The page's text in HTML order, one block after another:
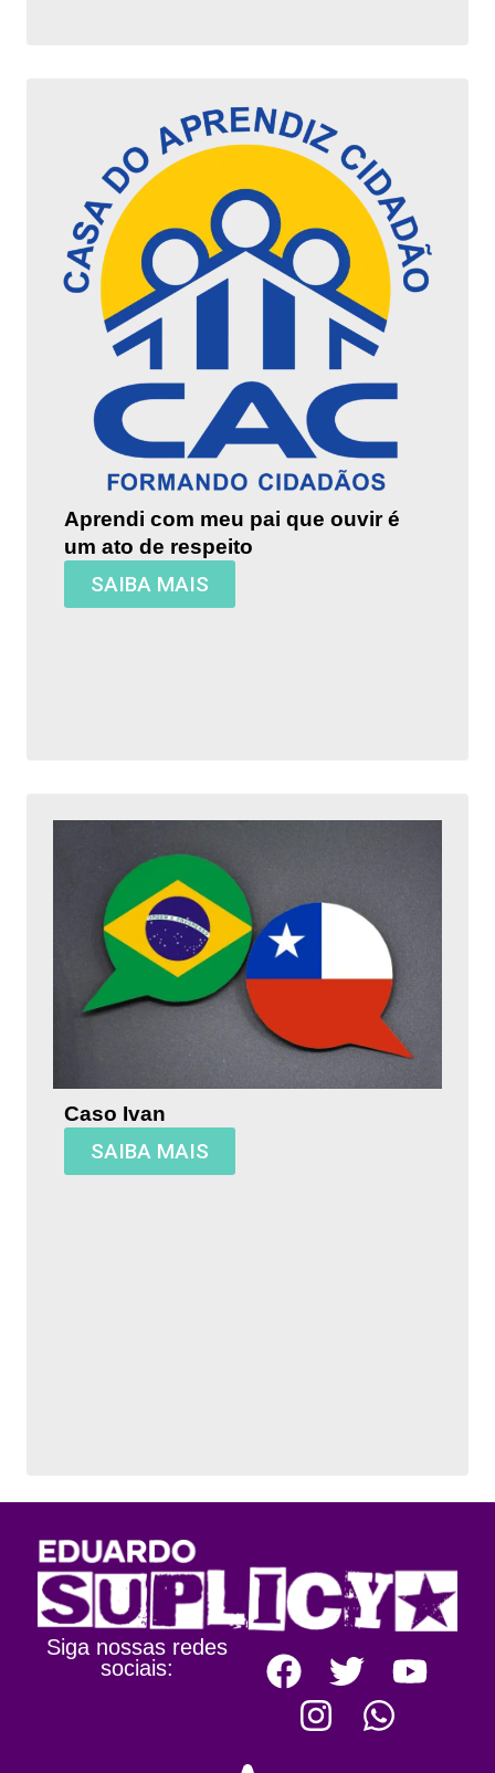
Aprendi com meu pai que ouvir é
um ato de respeito
SAIBA MAIS
Caso Ivan
SAIBA MAIS
Siga nossas redes
sociais: